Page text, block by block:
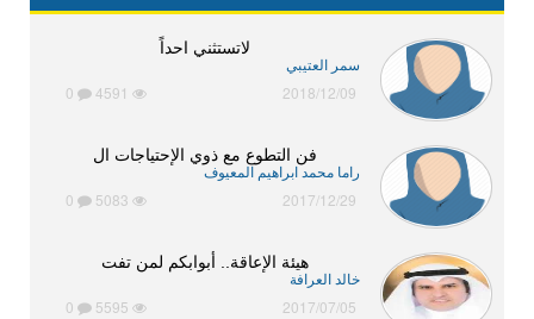
لاتستثني احداً
سمر العتيبي
2018/12/09
فن التطوع مع ذوي الإحتياجات ال
راما محمد ابراهيم المعيوف
2017/12/29
هيئة الإعاقة.. أبوابكم لمن تفت
خالد العرافة
2017/07/05